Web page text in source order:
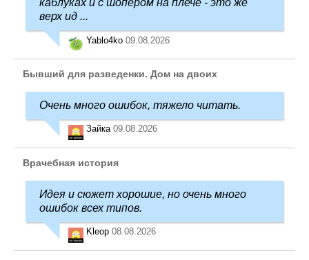
верх ид ...
Yablo4ko 09.08.2026
Бывший для разведенки. Дом на двоих
Очень много ошибок, тяжело читать.
Зайка 09.08.2026
Врачебная история
Идея и сюжет хорошие, но очень много
ошибок всех типов.
Kleop 08.08.2026